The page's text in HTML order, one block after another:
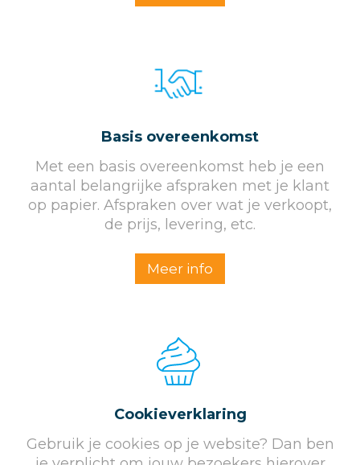
Basis overeenkomst
Met een basis overeenkomst heb je een
aantal belangrijke afspraken met je klant
op papier. Afspraken over wat je verkoopt,
de prijs, levering, etc.
Meer info
Cookieverklaring
Gebruik je cookies op je website? Dan ben